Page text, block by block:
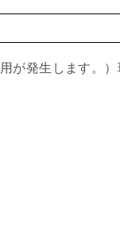
が発生します。）